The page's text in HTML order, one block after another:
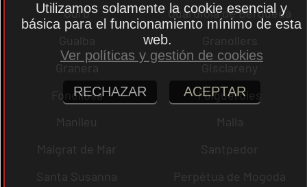
Gurb
Guardiola de Berguedà
Gualba
Granollers
Granera
Gisclareny
Fonollosa
Folgueroles
Manlleu
Malla
Malgrat de Mar
Santpedor
Santa Susanna
Perpètua de Mogoda
Utilizamos solamente la cookie esencial y
básica para el funcionamiento mínimo de esta
web.
Ver políticas y gestión de cookies
RECHAZAR ACEPTAR